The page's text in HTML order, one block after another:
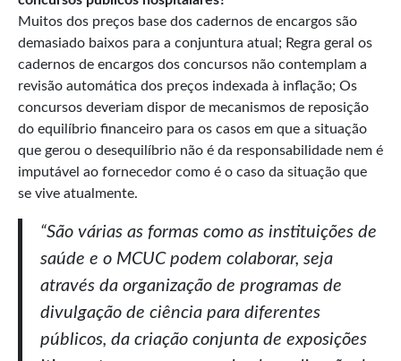
Muitos dos preços base dos cadernos de encargos são
demasiado baixos para a conjuntura atual; Regra geral os
cadernos de encargos dos concursos não contemplam a
revisão automática dos preços indexada à inflação; Os
concursos deveriam dispor de mecanismos de reposição
do equilíbrio financeiro para os casos em que a situação
que gerou o desequilíbrio não é da responsabilidade nem é
imputável ao fornecedor como é o caso da situação que
se vive atualmente.
“São várias as formas como as instituições de
saúde e o MCUC podem colaborar, seja
através da organização de programas de
divulgação de ciência para diferentes
públicos, da criação conjunta de exposições